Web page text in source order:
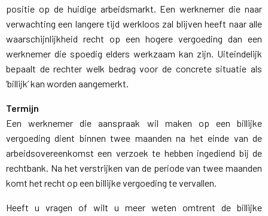
positie op de huidige arbeidsmarkt. Een werknemer die naar
verwachting een langere tijd werkloos zal blijven heeft naar alle
waarschijnlijkheid recht op een hogere vergoeding dan een
werknemer die spoedig elders werkzaam kan zijn. Uiteindelijk
bepaalt de rechter welk bedrag voor de concrete situatie als
‘billijk’ kan worden aangemerkt.
Termijn
Een werknemer die aanspraak wil maken op een billijke
vergoeding dient binnen twee maanden na het einde van de
arbeidsovereenkomst een verzoek te hebben ingediend bij de
rechtbank. Na het verstrijken van de periode van twee maanden
komt het recht op een billijke vergoeding te vervallen.
Heeft u vragen of wilt u meer weten omtrent de billijke